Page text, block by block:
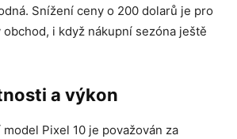
Snížení ceny o 200 dolarů je pro
obchod, i když nákupní sezóna ještě
a výkon
Pixel 10 je považován za